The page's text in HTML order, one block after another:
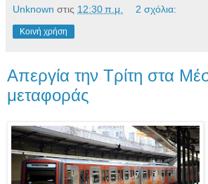
Unknown στις 12:30 π.μ. 2 σχόλια:
Κοινή χρήση
Απεργία την Τρίτη στα
μεταφοράς